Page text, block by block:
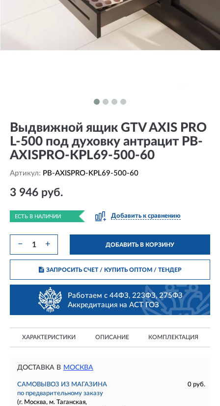
Выдвижной ящик GTV AXIS PRO
L-500 под духовку антрацит PB-
AXISPRO-KPL69-500-60
Артикул: PB-AXISPRO-KPL69-500-60
3 946 руб.
ЕСТЬ В НАЛИЧИИ Добавить к сравнению
− + ДОБАВИТЬ В КОРЗИНУ
ЗАПРОСИТЬ СЧЕТ / КУПИТЬ ОПТОМ/ ТЕНДЕР
Работаем с 44ФЗ, 223ФЗ, 275ФЗ
Аккредитация на АСТ ГОЗ
ХАРАКТЕРИСТИКИ ОПИСАНИЕ КОМПЛЕКТАЦИЯ
ДОСТАВКА В МОСКВА
САМОВЫВОЗ ИЗ МАГАЗИНА
0 руб.
по предварительному заказу
(г. Москва, м. Таганская,